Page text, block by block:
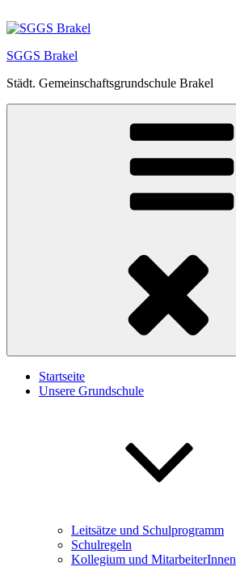
Inhalt
SGGS Brakel
Städt. Gemeinschaftsgrundschule Brakel
Startseite
Unsere Grundschule
Leitsätze und Schulprogramm
Schulregeln
Kollegium und MitarbeiterInnen